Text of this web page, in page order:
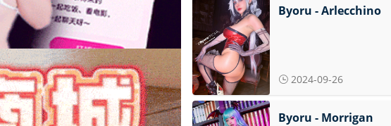
Byoru - Arlecchino
2024-09-26
Byoru - Morrigan